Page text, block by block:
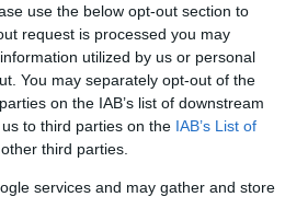
use the below opt-out section to
request is processed you may
utilized by us or personal
You may separately opt-out of the
on the IAB’s list of downstream
to third parties on the IAB’s List of
third parties.
services and may gather and store